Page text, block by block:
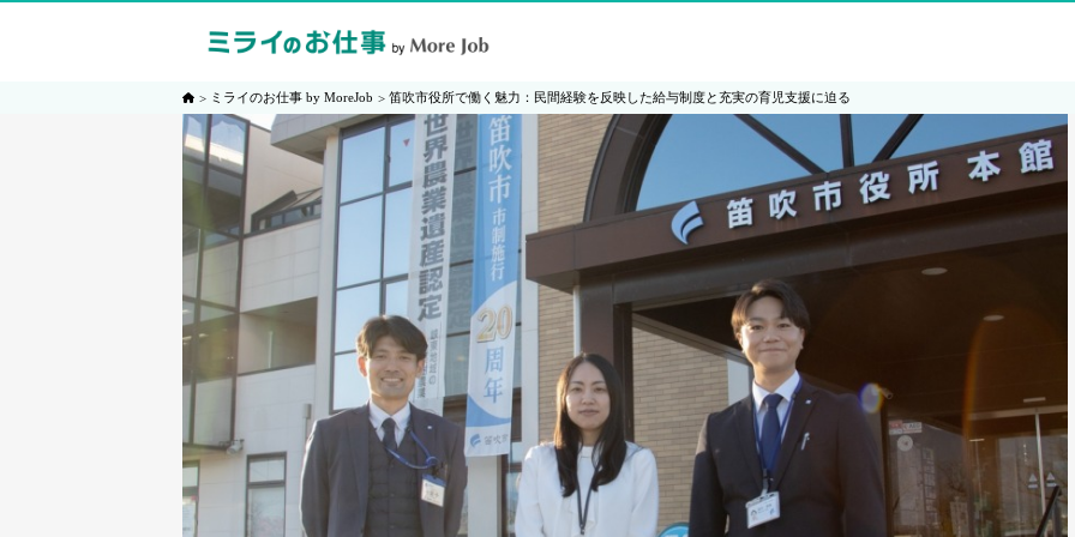
ミライのお仕事 by MoreJob 笛吹市役所で働く魅力：民間経験を反映した給与制度と充実の育児支援に迫る